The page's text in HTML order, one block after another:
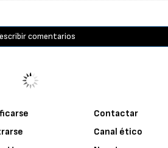
comentarios
Contactar
Canal ético